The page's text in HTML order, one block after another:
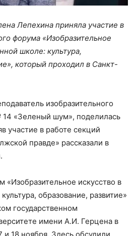
Лепехина приняла участие в
форума «Изобразительное
школе: культура,
который проходил в Санкт-
изобразительного
14 «Зеленый шум», поделилась
участие в работе секций
правде» рассказали в
«Изобразительное искусство в
образование, развитие»
государственном
имени А.И. Герцена в